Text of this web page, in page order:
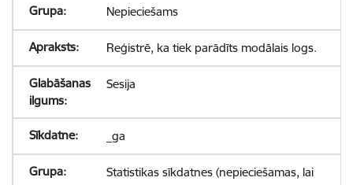
Nepieciešams
Reģistrē, ka tiek parādīts modālais logs.
Sesija
_ga
Statistikas sīkdatnes (nepieciešamas, lai